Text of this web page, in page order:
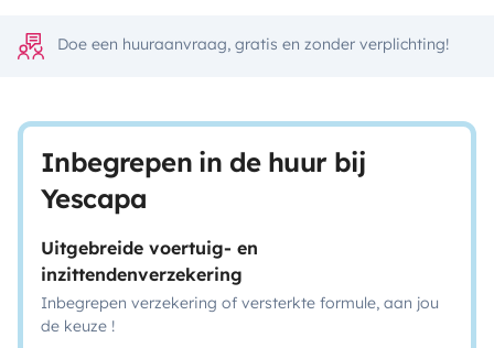
Doe een huuraanvraag, gratis en zonder verplichting!
Inbegrepen in de huur bij
Yescapa
Uitgebreide voertuig- en
inzittendenverzekering
Inbegrepen verzekering of versterkte formule, aan jou
de keuze !